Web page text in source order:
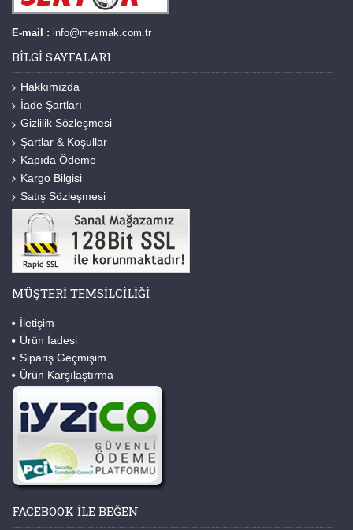
E-mail : info@mesmak.com.tr
BILGI SAYFALARI
Hakkımızda
İade Şartları
Gizlilik Sözleşmesi
Şartlar & Koşullar
Kapıda Ödeme
Kargo Bilgisi
Satış Sözleşmesi
MÜŞTERI TEMSILCILIĞI
İletişim
Ürün İadesi
Sipariş Geçmişim
Ürün Karşılaştırma
FACEBOOK ILE BEĞEN